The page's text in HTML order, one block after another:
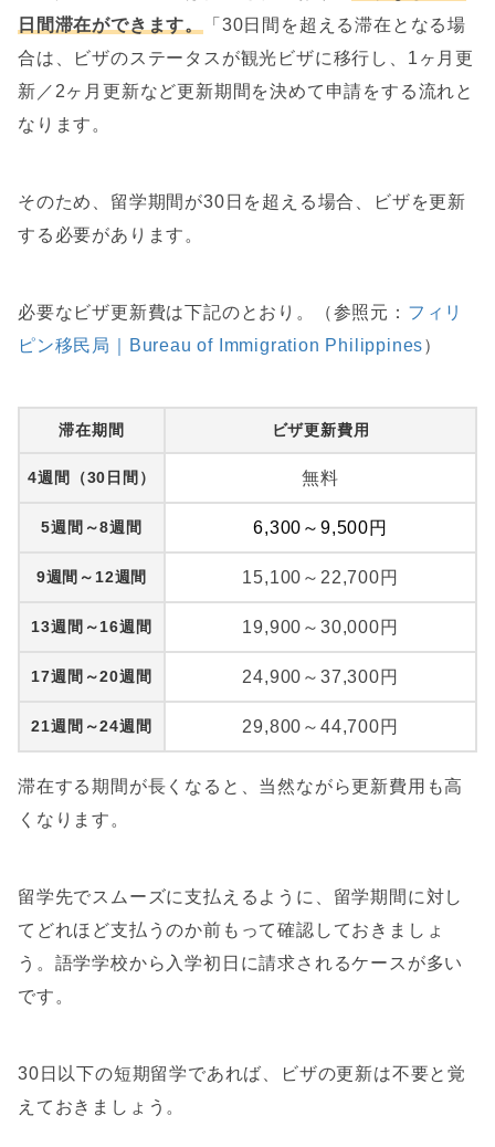
日間滞在ができます。
「30日間を超える滞在となる場
合は、ビザのステータスが観光ビザに移行し、1ヶ月更
新／2ヶ月更新など更新期間を決めて申請をする流れと
なります。
そのため、留学期間が30日を超える場合、ビザを更新
する必要があります。
必要なビザ更新費は下記のとおり。（参照元： フィリ
ピン移民局｜Bureau of Immigration Philippines）
滞在期間 ビザ更新費用
4週間（30日間） 無料
5週間～8週間 6,300～9,500円
9週間～12週間 15,100～22,700円
13週間～16週間 19,900～30,000円
17週間～20週間 24,900～37,300円
21週間～24週間 29,800～44,700円
滞在する期間が長くなると、当然ながら更新費用も高
くなります。
留学先でスムーズに支払えるように、留学期間に対し
てどれほど支払うのか前もって確認しておきましょ
う。語学学校から入学初日に請求されるケースが多い
です。
30日以下の短期留学であれば、ビザの更新は不要と覚
えておきましょう。